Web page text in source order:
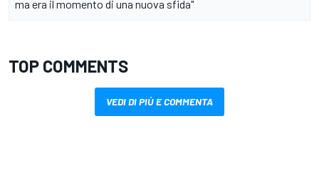
ma era il momento di una nuova sfida"
TOP COMMENTS
VEDI DI PIÙ E COMMENTA